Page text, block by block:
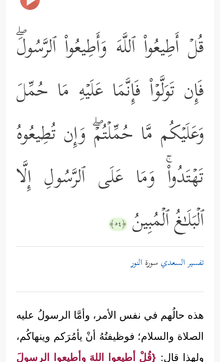
قُلۡ أَطِیعُواْ ٱللَّهَ وَأَطِیعُواْ ٱلرَّسُولَۖ
فَإِن تَوَلَّوۡاْ فَإِنَّمَا عَلَیۡهِ مَا حُمِّلَ
وَعَلَیۡكُم مَّا حُمِّلۡتُمۡۖ وَإِن تُطِیعُوهُ
تَهۡتَدُواْۚ وَمَا عَلَى ٱلرَّسُولِ إِلَّا
ٱلۡبَلَـٰغُ ٱلۡمُبِینُ ﴿٥٤﴾
تفسير السعدي سورة النور
هذه حالُهم في نفس الأمر، وأمَّا الرسولُ عليه
الصلاة والسلام؛ فوظيفتُهُ أنْ يأمُرَكم وينهاكُم،
ولهذا قال: {قُلْ أطيعوا اللهَ وأطيعوا الرسولَ